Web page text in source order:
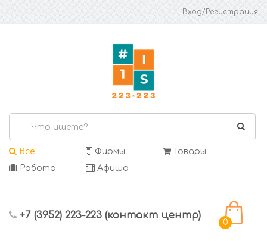
Вход/Регистрация
Все Фирмы
Товары
Работа
Афиша
+7 (3952) 223-223 (контакт центр)
0